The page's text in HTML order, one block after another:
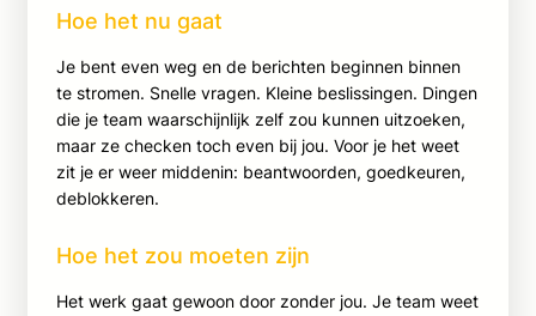
Hoe het nu gaat
Je bent even weg en de berichten beginnen binnen
te stromen. Snelle vragen. Kleine beslissingen. Dingen
die je team waarschijnlijk zelf zou kunnen uitzoeken,
maar ze checken toch even bij jou. Voor je het weet
zit je er weer middenin: beantwoorden, goedkeuren,
deblokkeren.
Hoe het zou moeten zijn
Het werk gaat gewoon door zonder jou. Je team weet